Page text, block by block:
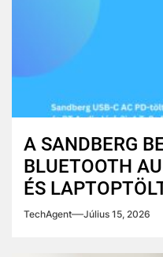
A SANDBERG
BLUETOOTH
ÉS
TechAgent Július 15, 2026